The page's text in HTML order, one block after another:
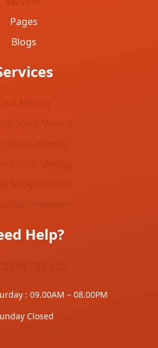
Pages
Blogs
Mining
Mining
Help?
: 09.00AM – 08.00PM
Closed